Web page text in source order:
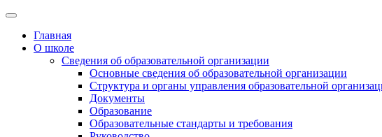
Главная
О школе
Сведения об образовательной организации
Основные сведения об образовательной организации
Структура и органы управления образовательной
Документы
Образование
Образовательные стандарты и требования